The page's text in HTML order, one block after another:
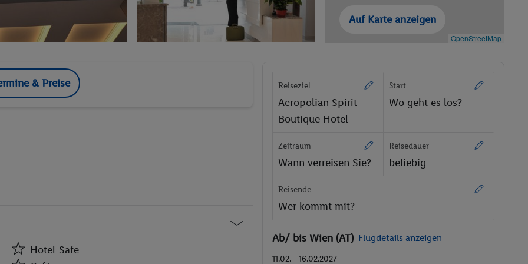
OpenStreetMap
Auf Karte anzeigen
& Preise
Hotel-Safe
Reiseziel
Acropolian Spirit
Boutique Hotel
Start
Wo geht es los?
Zeitraum
Wann verreisen Sie?
Reisedauer
beliebig
Reisende
Wer kommt mit?
Ab/ bis Wien (AT) Flugdetails anzeigen
11.02. - 16.02.2027